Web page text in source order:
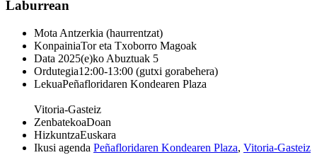
Laburrean
Mota Antzerkia (haurrentzat)
KonpainiaTor eta Txoborro Magoak
Data 2025(e)ko Abuztuak 5
Ordutegia12:00-13:00 (gutxi gorabehera)
LekuaPeñafloridaren Kondearen Plaza
Vitoria-Gasteiz
ZenbatekoaDoan
HizkuntzaEuskara
Ikusi agenda Peñafloridaren Kondearen Plaza, Vitoria-Gasteiz